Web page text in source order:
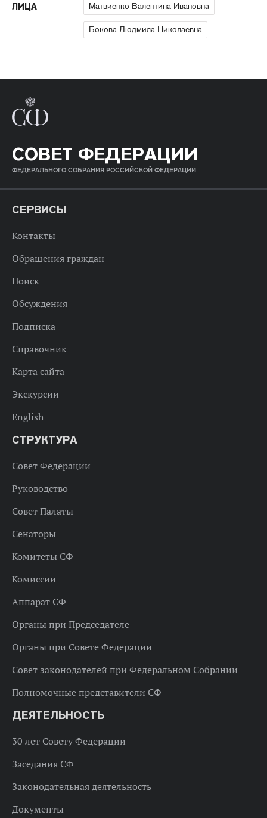
ЛИЦА Матвиенко Валентина Ивановна
Бокова Людмила Николаевна
СОВЕТ ФЕДЕРАЦИИ
ФЕДЕРАЛЬНОГО СОБРАНИЯ РОССИЙСКОЙ ФЕДЕРАЦИИ
СЕРВИСЫ
Контакты
Обращения граждан
Поиск
Обсуждения
Подписка
Справочник
Карта сайта
Экскурсии
English
СТРУКТУРА
Совет Федерации
Руководство
Совет Палаты
Сенаторы
Комитеты СФ
Комиссии
Аппарат СФ
Органы при Председателе
Органы при Совете Федерации
Совет законодателей при Федеральном Собрании
Полномочные представители СФ
ДЕЯТЕЛЬНОСТЬ
30 лет Совету Федерации
Заседания СФ
Законодательная деятельность
Документы